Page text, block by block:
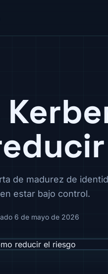
de madurez de
estar bajo control.
6 de mayo de 2026